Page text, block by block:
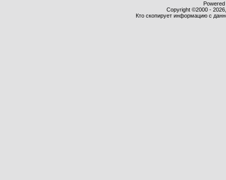
Copyright ©2000 -
Кто скопирует информацию с